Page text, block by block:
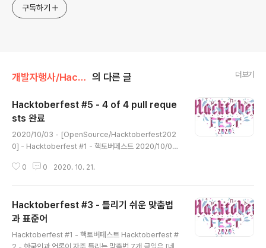
구독하기
개발자행사/Hacktoberfest2020 의 다른 글 더보기
Hacktoberfest #5 - 4 of 4 pull reque
sts 완료
2020/10/03 - [OpenSource/Hacktoberfest202
0] - Hacktoberfest #1 - 핵토버페스트 2020/10/05
erfest #2 - 한국인과 언론이 자주 틀리는 맞춤법 7개 2
020/10/09 - [OpenSource/Hacktoberfest2020]
- Hacktoberfest #4 - 자주 틀리는 외래어 총 6 개의 P
R 을 요청했소 총 4개의 PR 이 완료되었다. MATUR IN:
이란 문구가 나와서 페이스북 그룹에 문의하였다. 윙?? 다
0 0 2020. 10. 21.
Hacktoberfest #3 - 틀리기 쉬운 맞춤법
과 표준어
Hacktoberfest #1 - 핵토버페스트 Hacktoberfest #